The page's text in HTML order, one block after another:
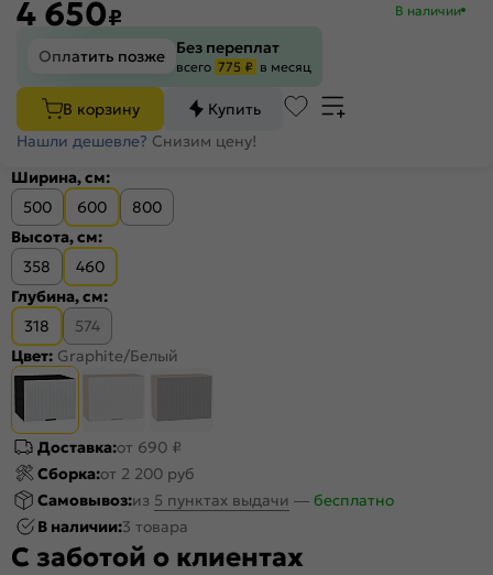
4 650₽ В наличии
Оплатить позже Без переплат
всего 775 ₽ в месяц
В корзину
Купить
Нашли дешевле? Снизим цену!
Ширина, см:
500
600
800
Высота, см:
358
460
Глубина, см:
318
574
Цвет: Graphite/Белый
Доставка:от 690 ₽
Сборка:от 2 200 руб
Самовывоз:из 5 пунктах выдачи — бесплатно
В наличии:3 товара
С заботой о клиентах